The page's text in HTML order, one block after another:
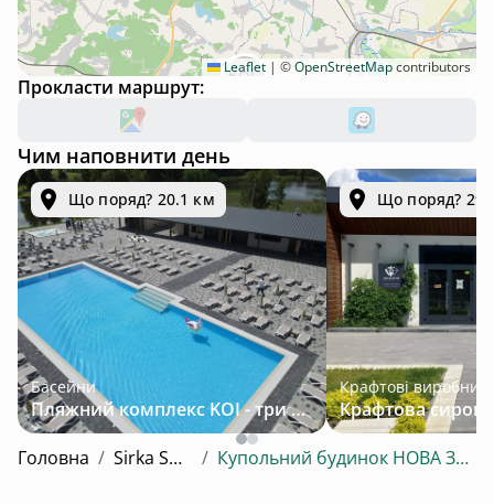
Leaflet | ©OpenStreetMapcontributors
Прокласти маршрут:
Чим наповнити день
Що поряд? 20.1 км
Басейни
Пляжний комплекс KOI - три підігрівані басейни серед лісу за 30 км від Львова
Що поряд?
Крафтові
Головна / Sirka Space / Купольний будинок НОВА ЗЕЛАНДІЯ